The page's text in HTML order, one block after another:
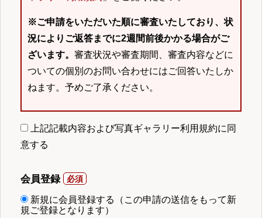
※ご申請をいただいた順に審査いたしており、状
況によりご返答までに2週間前後かかる場合がご
ざいます。 審査状況や審査期間、審査内容などに
ついての個別のお問い合わせにはご回答いたしか
ねます。予めご了承ください。
上記記載内容および写真ギャラリー利用規約に同
意する
会員登録
新規に会員登録する（この申請の送信をもって新
規ご登録となります）